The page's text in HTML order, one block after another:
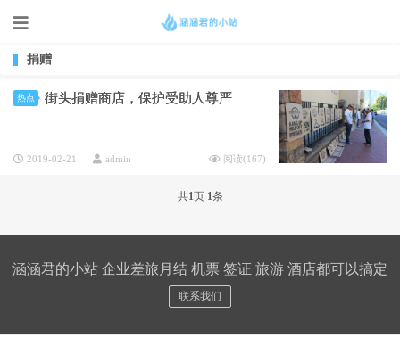
捐赠
热点 街头捐赠商店，保护受助人尊严
2019-02-21 admin 阅读(167)
共1页 1条
涵涵君的小站 企业差旅月结 机票 签证 旅游 酒店都可以搞定
联系我们